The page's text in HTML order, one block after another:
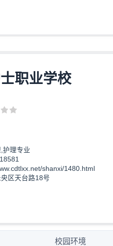
职业学校
护理专业
shanxi/1480.html
区天台路18号
校园环境